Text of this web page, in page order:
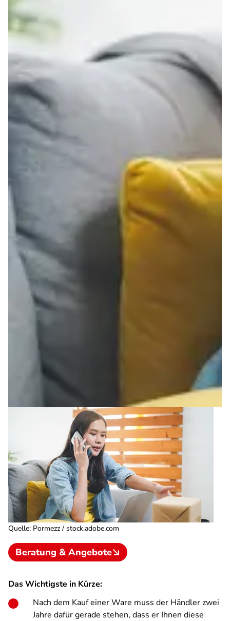
Quelle: Pormezz / stock.adobe.com
Beratung & Angebote
Das Wichtigste in Kürze:
Nach dem Kauf einer Ware muss der Händler zwei
Jahre dafür gerade stehen, dass er Ihnen diese